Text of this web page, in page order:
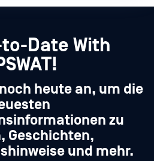
Date With
heute an, um die
zu
Geschichten,
und mehr.